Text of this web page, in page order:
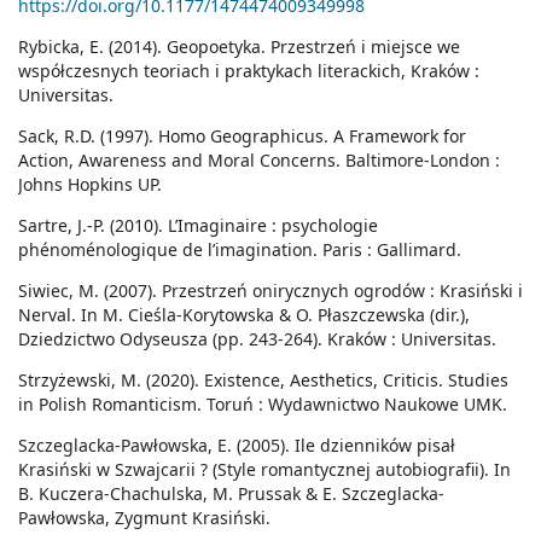
https://doi.org/10.1177/1474474009349998
Rybicka, E. (2014). Geopoetyka. Przestrzeń i miejsce we
współczesnych teoriach i praktykach literackich, Kraków :
Universitas.
Sack, R.D. (1997). Homo Geographicus. A Framework for
Action, Awareness and Moral Concerns. Baltimore-London :
Johns Hopkins UP.
Sartre, J.-P. (2010). L’Imaginaire : psychologie
phénoménologique de l’imagination. Paris : Gallimard.
Siwiec, M. (2007). Przestrzeń onirycznych ogrodów : Krasiński i
Nerval. In M. Cieśla-Korytowska & O. Płaszczewska (dir.),
Dziedzictwo Odyseusza (pp. 243-264). Kraków : Universitas.
Strzyżewski, M. (2020). Existence, Aesthetics, Criticis. Studies
in Polish Romanticism. Toruń : Wydawnictwo Naukowe UMK.
Szczeglacka-Pawłowska, E. (2005). Ile dzienników pisał
Krasiński w Szwajcarii ? (Style romantycznej autobiografii). In
B. Kuczera-Chachulska, M. Prussak & E. Szczeglacka-
Pawłowska, Zygmunt Krasiński.